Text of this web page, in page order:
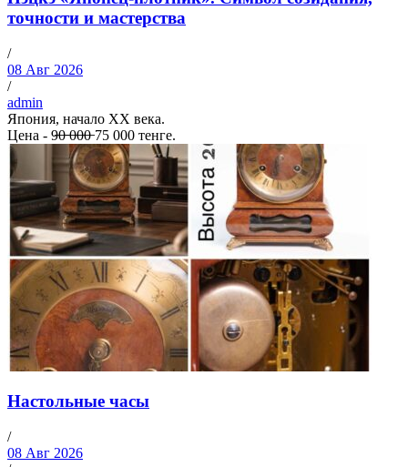
точности и мастерства
/
08 Авг 2026
/
admin
Япония, начало XX века.
Цена - 9̶0̶ ̶0̶0̶0̶ 75 000 тенге.
Настольные часы
/
08 Авг 2026